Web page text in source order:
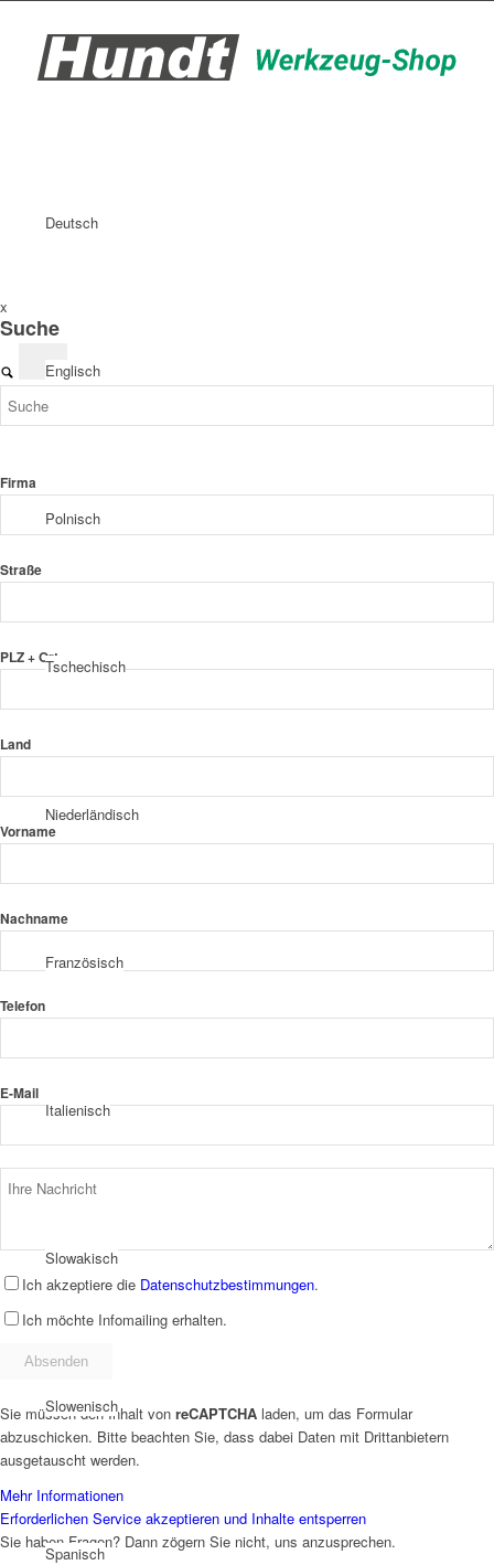
Deutsch
Englisch
Polnisch
Tschechisch
Niederländisch
Französisch
Italienisch
Slowakisch
Slowenisch
Spanisch
x
Suche
Firma
Straße
PLZ + Ort
Land
Vorname
Nachname
Telefon
E-Mail
Ich akzeptiere die Datenschutzbestimmungen.
Ich möchte Infomailing erhalten.
Sie müssen den Inhalt von reCAPTCHA laden, um das Formular
abzuschicken. Bitte beachten Sie, dass dabei Daten mit Drittanbietern
ausgetauscht werden.
Mehr Informationen
Erforderlichen Service akzeptieren und Inhalte entsperren
Sie haben Fragen? Dann zögern Sie nicht, uns anzusprechen.